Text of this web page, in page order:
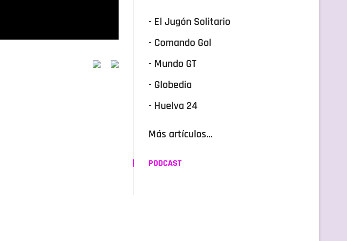
- El Jugón Solitario
- Comando Gol
- Mundo GT
- Globedia
- Huelva 24
Más artículos...
PODCAST